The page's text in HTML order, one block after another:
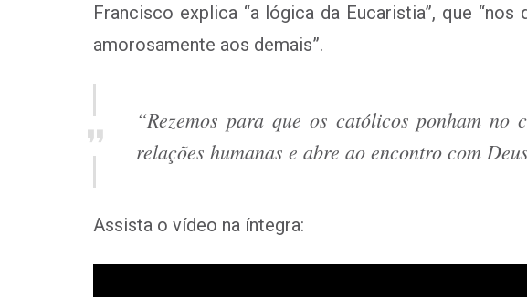
Francisco explica “a lógica da Eucaristia”, que
amorosamente aos demais”.
“Rezemos para que os católicos ponham
relações humanas e abre ao encontro com
Assista o vídeo na íntegra: